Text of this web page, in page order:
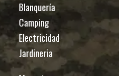
Blanquería
Camping
Electricidad
Jardineria